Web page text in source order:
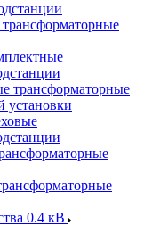
установки
0.4 кВ